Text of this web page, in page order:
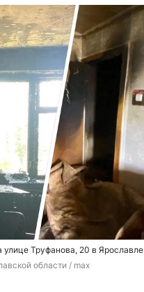
улице Труфанова, 20 в Ярославле
области / max